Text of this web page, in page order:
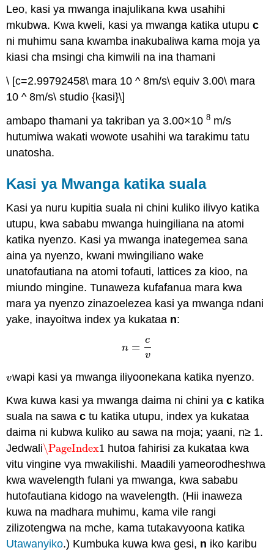
Leo, kasi ya mwanga inajulikana kwa usahihi
mkubwa. Kwa kweli, kasi ya mwanga katika utupuc
ni muhimu sana kwamba inakubaliwa kama moja ya
kiasi cha msingi cha kimwili na ina thamani
\ [c=2.99792458\ mara 10 ^ 8m/s\ equiv 3.00\ mara
10 ^ 8m/s\ studio {kasi}\]
ambapo thamani ya takriban ya 3.00×108 m/s
hutumiwa wakati wowote usahihi wa tarakimu tatu
unatosha.
Kasi ya Mwanga katika suala
Kasi ya nuru kupitia suala ni chini kuliko ilivyo katika
utupu, kwa sababu mwanga huingiliana na atomi
katika nyenzo. Kasi ya mwanga inategemea sana
aina ya nyenzo, kwani mwingiliano wake
unatofautiana na atomi tofauti, lattices za kioo, na
miundo mingine. Tunaweza kufafanua mara kwa
mara ya nyenzo zinazoelezea kasi ya mwanga ndani
yake, inayoitwa index ya kukataa n:
n =
c
v
n =c v
v
vwapi kasi ya mwanga iliyoonekana katika nyenzo.
Kwa kuwa kasi ya mwanga daima ni chini yac katika
suala na sawac tu katika utupu, index ya kukataa
daima ni kubwa kuliko au sawa na moja; yaani, n≥ 1.
Jedwali\PageIndex1
\PageIndex1 hutoa fahirisi za kukataa kwa
vitu vingine vya mwakilishi. Maadili yameorodheshwa
kwa wavelength fulani ya mwanga, kwa sababu
hutofautiana kidogo na wavelength. (Hii inaweza
kuwa na madhara muhimu, kama vile rangi
zilizotengwa na mche, kama tutakavyoona katika
Utawanyiko.) Kumbuka kuwa kwa gesi, n iko karibu